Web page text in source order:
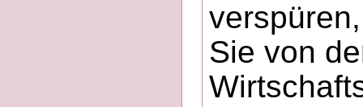
Sie von